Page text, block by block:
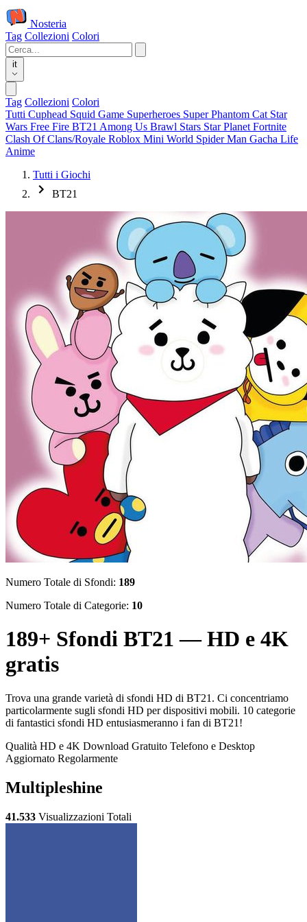
Nosteria
Tag Collezioni Colori
it
Tag Collezioni Colori
Tutti Cuphead Squid Game Superheroes Super Phantom Cat Star
Wars Free Fire BT21 Among Us Brawl Stars Star Planet Fortnite
Clash Of Clans/Royale Roblox Mini World Spider Man Gacha Life
Anime
Tutti i Giochi
BT21
Numero Totale di Sfondi: 189
Numero Totale di Categorie: 10
189+ Sfondi BT21 — HD e 4K
gratis
Trova una grande varietà di sfondi HD di BT21. Ci concentriamo
particolarmente sugli sfondi HD per dispositivi mobili. 10 categorie
di fantastici sfondi HD entusiasmeranno i fan di BT21!
Qualità HD e 4K Download Gratuito Telefono e Desktop
Aggiornato Regolarmente
Multipleshine
41.533 Visualizzazioni Totali